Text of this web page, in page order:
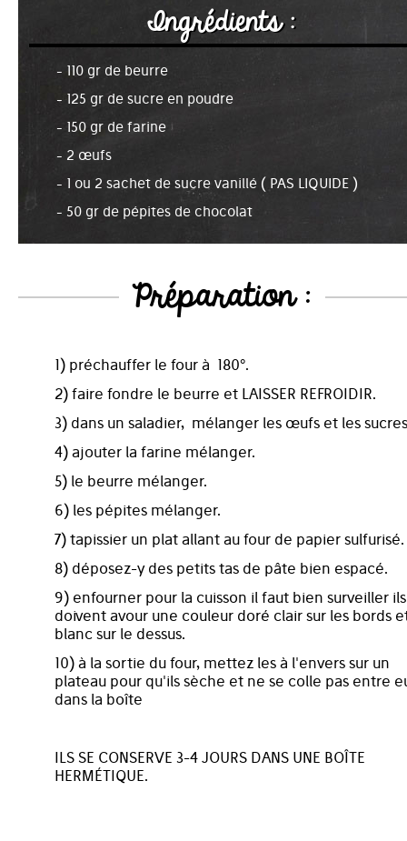
Ingrédients :
- 110 gr de beurre
- 125 gr de sucre en poudre
- 150 gr de farine
- 2 œufs
- 1 ou 2 sachet de sucre vanillé ( PAS LIQUIDE )
- 50 gr de pépites de chocolat
Préparation :
1) préchauffer le four à 180°.
2) faire fondre le beurre et LAISSER REFROIDIR.
3) dans un saladier, mélanger les œufs et les
4) ajouter la farine mélanger.
5) le beurre mélanger.
6) les pépites mélanger.
7) tapissier un plat allant au four de papier sulfurisé.
8) déposez-y des petits tas de pâte bien espacé.
9) enfourner pour la cuisson il faut bien surveiller ils
doivent avour une couleur doré clair sur les bords
blanc sur le dessus.
10) à la sortie du four, mettez les à l'envers sur un
plateau pour qu'ils sèche et ne se colle pas entre
dans la boîte
ILS SE CONSERVE 3-4 JOURS DANS UNE BOÎTE
HERMÉTIQUE.